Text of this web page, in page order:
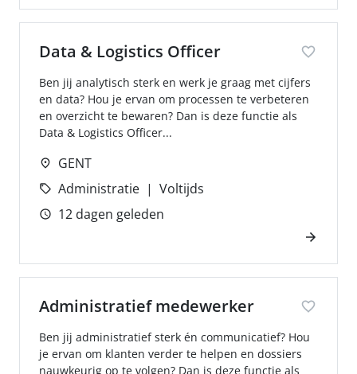
Data & Logistics Officer
Ben jij analytisch sterk en werk je graag met cijfers
en data? Hou je ervan om processen te verbeteren
en overzicht te bewaren? Dan is deze functie als
Data & Logistics Officer...
GENT
Administratie
Voltijds
12 dagen geleden
Administratief medewerker
Ben jij administratief sterk én communicatief? Hou
je ervan om klanten verder te helpen en dossiers
nauwkeurig op te volgen? Dan is deze functie als